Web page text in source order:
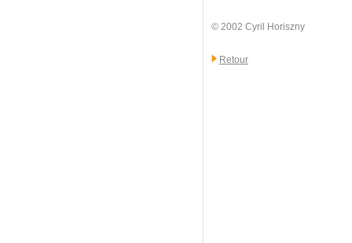
© 2002 Cyril Horiszny
Retour